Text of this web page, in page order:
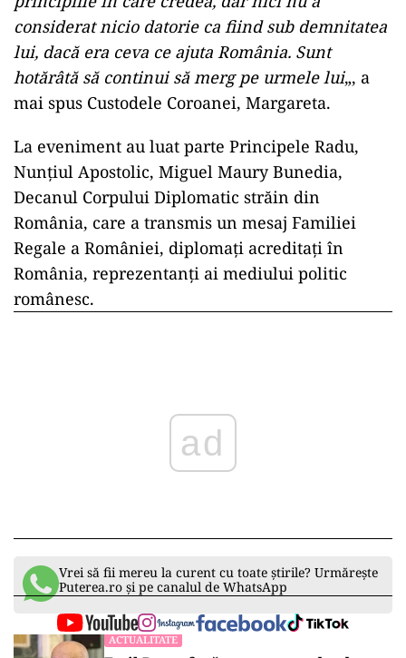
considerat nicio datorie ca fiind sub demnitatea
lui, dacă era ceva ce ajuta România. Sunt
hotărâtă să continui să merg pe urmele lui„, a
mai spus Custodele Coroanei, Margareta.
La eveniment au luat parte Principele Radu,
Nunţiul Apostolic, Miguel Maury Bunedia,
Decanul Corpului Diplomatic străin din
România, care a transmis un mesaj Familiei
Regale a României, diplomaţi acreditaţi în
România, reprezentanţi ai mediului politic
românesc.
ad
Vrei să fii mereu la curent cu toate știrile? Urmărește
Puterea.ro și pe canalul de WhatsApp
ACTUALITATE